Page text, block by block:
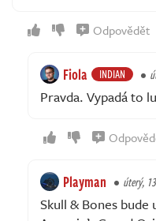
Odpovědět
Fiola INDIAN
Pravda. Vypadá to
Playman úterý,
Skull & Bones